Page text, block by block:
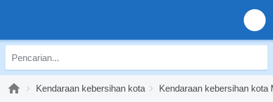
Kendaraan kebersihan kota Kendaraan kebersihan kota